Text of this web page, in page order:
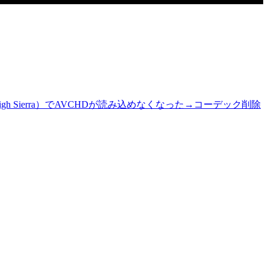
Sierra）でAVCHDが読み込めなくなった→コーデック削除